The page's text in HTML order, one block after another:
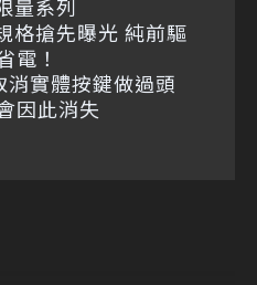
量系列
搶先曝光 純前驅
電！
消實體按鍵做過頭
因此消失